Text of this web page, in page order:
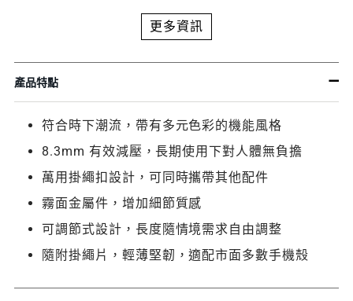
更多資訊
產品特點
符合時下潮流，帶有多元色彩的機能風格
8.3mm 有效減壓，長期使用下對人體無負擔
萬用掛繩扣設計，可同時攜帶其他配件
霧面金屬件，增加細節質感
可調節式設計，長度隨情境需求自由調整
隨附掛繩片，輕薄堅韌，適配市面多數手機殼